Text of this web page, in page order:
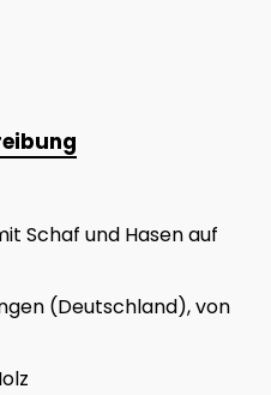
Schaf und Hasen auf
(Deutschland), von